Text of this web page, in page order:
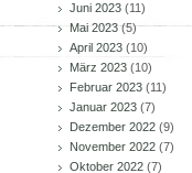
Juni 2023 (11)
Mai 2023(5)
April 2023 (10)
März 2023 (10)
Februar 2023 (11)
Januar 2023 (7)
Dezember 2022 (9)
November 2022 (7)
Oktober 2022 (7)